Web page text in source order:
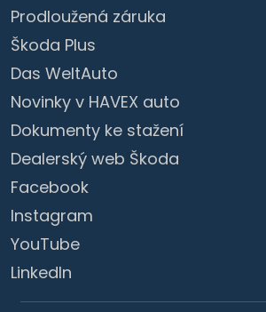
Prodloužená záruka
Škoda Plus
Das WeltAuto
Novinky v HAVEX auto
Dokumenty ke stažení
Dealerský web Škoda
Facebook
Instagram
YouTube
LinkedIn